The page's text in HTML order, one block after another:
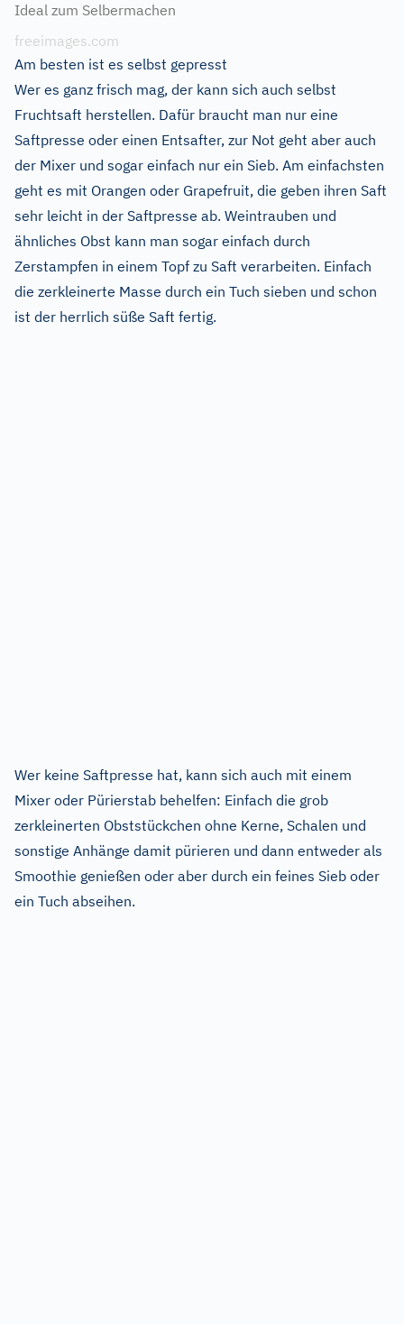
Ideal zum Selbermachen
freeimages.com
Am besten ist es selbst gepresst
Wer es ganz frisch mag, der kann sich auch selbst
Fruchtsaft herstellen. Dafür braucht man nur eine
Saftpresse oder einen Entsafter, zur Not geht aber auch
der Mixer und sogar einfach nur ein Sieb. Am einfachsten
geht es mit Orangen oder Grapefruit, die geben ihren Saft
sehr leicht in der Saftpresse ab. Weintrauben und
ähnliches Obst kann man sogar einfach durch
Zerstampfen in einem Topf zu Saft verarbeiten. Einfach
die zerkleinerte Masse durch ein Tuch sieben und schon
ist der herrlich süße Saft fertig.
Wer keine Saftpresse hat, kann sich auch mit einem
Mixer oder Pürierstab behelfen: Einfach die grob
zerkleinerten Obststückchen ohne Kerne, Schalen und
sonstige Anhänge damit pürieren und dann entweder als
Smoothie genießen oder aber durch ein feines Sieb oder
ein Tuch abseihen.